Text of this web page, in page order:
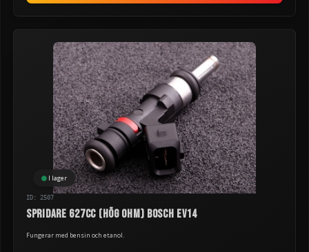
I lager
ID: 2507
Spridare 627cc (hög ohm) Bosch EV14
Fungerar med bensin och etanol.